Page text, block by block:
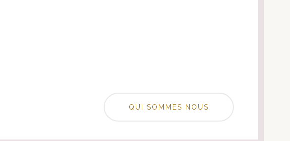
QUI SOMMES NOUS